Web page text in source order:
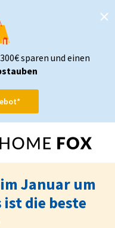
sparen und einen
Januar um
ist die beste